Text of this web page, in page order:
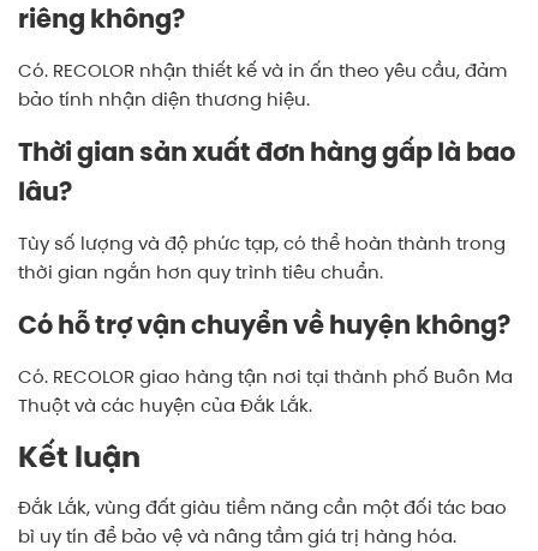
riêng không?
Có. RECOLOR nhận thiết kế và in ấn theo yêu cầu, đảm
bảo tính nhận diện thương hiệu.
Thời gian sản xuất đơn hàng gấp là bao
lâu?
Tùy số lượng và độ phức tạp, có thể hoàn thành trong
thời gian ngắn hơn quy trình tiêu chuẩn.
Có hỗ trợ vận chuyển về huyện không?
Có. RECOLOR giao hàng tận nơi tại thành phố Buôn Ma
Thuột và các huyện của Đắk Lắk.
Kết luận
Đắk Lắk, vùng đất giàu tiềm năng cần một đối tác bao
bì uy tín để bảo vệ và nâng tầm giá trị hàng hóa.